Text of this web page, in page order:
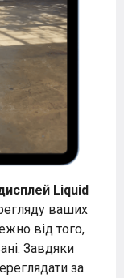
Liquid
ваших
від того,
Завдяки
за